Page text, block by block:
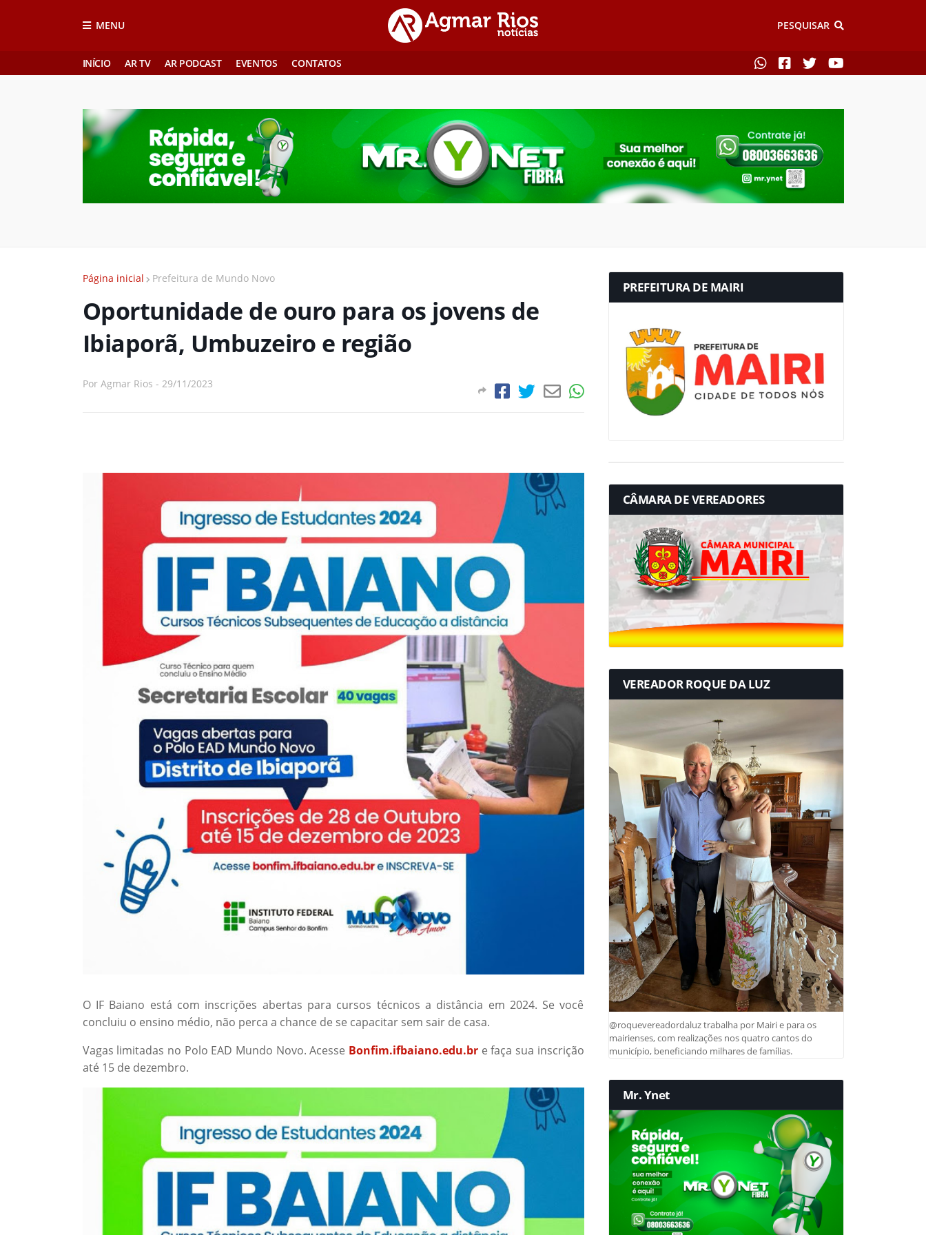
MENU PESQUISAR
INÍCIO AR TV AR PODCAST EVENTOS CONTATOS
Página inicial Prefeitura de Mundo Novo
Oportunidade de ouro para os jovens de
Ibiaporã, Umbuzeiro e região
Por Agmar Rios - 29/11/2023
O IF Baiano está com inscrições abertas para cursos técnicos a distância em 2024. Se você
concluiu o ensino médio, não perca a chance de se capacitar sem sair de casa.
Vagas limitadas no Polo EAD Mundo Novo. Acesse Bonfim.ifbaiano.edu.bre faça sua inscrição
até 15 de dezembro.
PREFEITURA DE MAIRI
CÂMARA DE VEREADORES
VEREADOR ROQUE DA LUZ
@roquevereadordaluz trabalha por Mairi e para os
mairienses, com realizações nos quatro cantos do
município, beneficiando milhares de famílias.
Mr. Ynet